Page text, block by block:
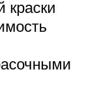
краски